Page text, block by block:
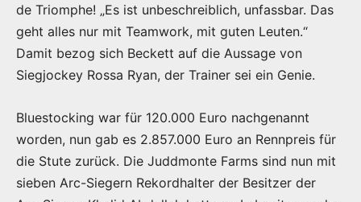
de Triomphe! „Es ist unbeschreiblich, unfassbar. Das
geht alles nur mit Teamwork, mit guten Leuten.“
Damit bezog sich Beckett auf die Aussage von
Siegjockey Rossa Ryan, der Trainer sei ein Genie.
Bluestocking war für 120.000 Euro nachgenannt
worden, nun gab es 2.857.000 Euro an Rennpreis für
die Stute zurück. Die Juddmonte Farms sind nun mit
sieben Arc-Siegern Rekordhalter der Besitzer der